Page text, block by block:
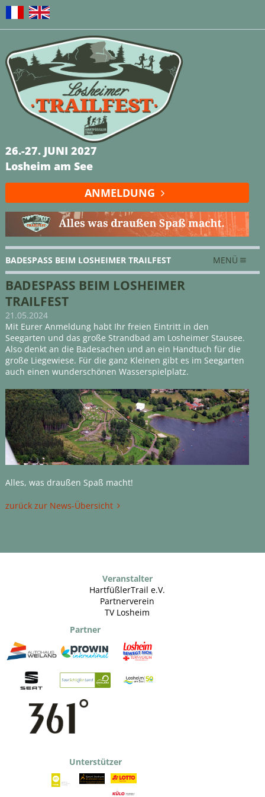
26.-27. JUNI 2027
Losheim am See
ANMELDUNG
BADESPASS BEIM LOSHEIMER TRAILFEST MENÜ
BADESPASS BEIM LOSHEIMER T
RAILFEST
21.05.2024
Mit Eurer Anmeldung habt Ihr freien Eintritt in den
Seegarten und das große Strandbad am Losheimer Stausee.
Also denkt an die Badesachen und an ein Handtuch für die
große Liegewiese. Für die ganz Kleinen gibt es im Seegarten
auch einen wunderschönen Wasserspielplatz.
Alles, was draußen Spaß macht!
zurück zur News-Übersicht
Veranstalter
HartfüßlerTrail e.V.
Partnerverein
TV Losheim
Partner
Unterstützer